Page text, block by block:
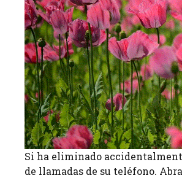
Si ha eliminado
de llamadas de su teléfono.